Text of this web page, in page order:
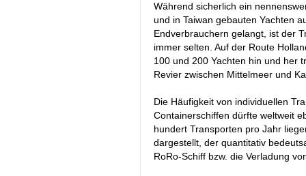
Während sicherlich ein
und in Taiwan gebauten Yachten
Endverbrauchern gelangt, ist der
immer selten. Auf der Route
100 und 200 Yachten hin und her
Revier zwischen Mittelmeer und
Die Häufigkeit von individuellen
Containerschiffen dürfte weltweit
hundert Transporten pro Jahr
dargestellt, der quantitativ
RoRo-Schiff bzw. die Verladung